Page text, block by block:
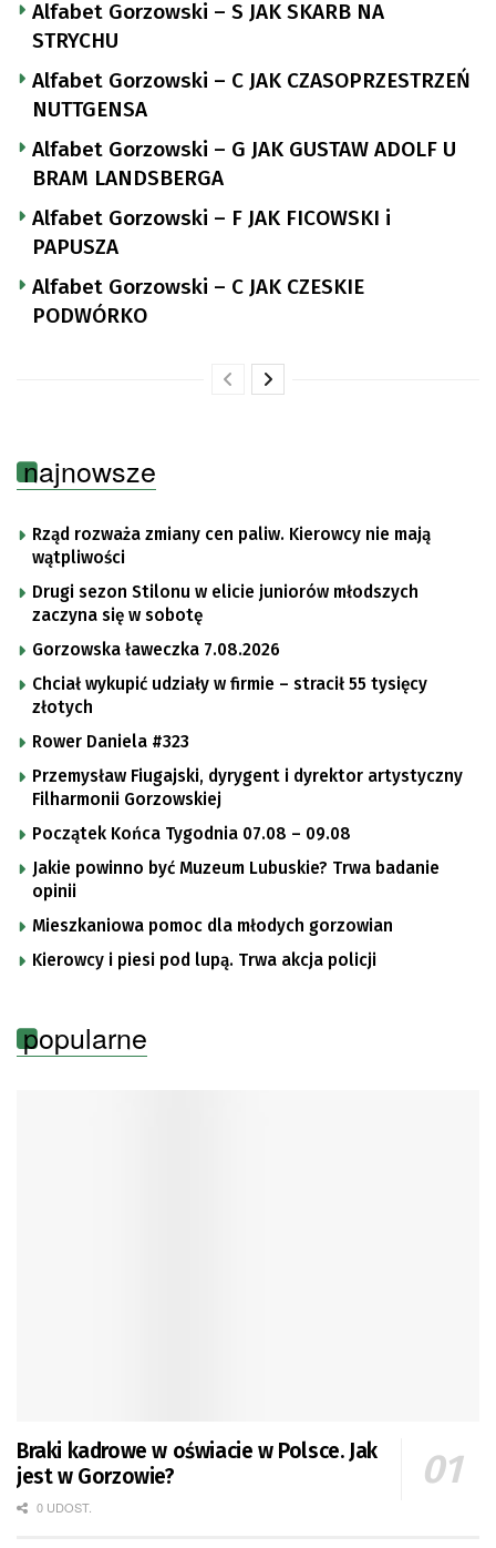
Alfabet Gorzowski – S JAK SKARB NA
STRYCHU
Alfabet Gorzowski – C JAK CZASOPRZESTRZEŃ
NUTTGENSA
Alfabet Gorzowski – G JAK GUSTAW ADOLF U
BRAM LANDSBERGA
Alfabet Gorzowski – F JAK FICOWSKI i
PAPUSZA
Alfabet Gorzowski – C JAK CZESKIE
PODWÓRKO
najnowsze
Rząd rozważa zmiany cen paliw. Kierowcy nie mają
wątpliwości
Drugi sezon Stilonu w elicie juniorów młodszych
zaczyna się w sobotę
Gorzowska ławeczka 7.08.2026
Chciał wykupić udziały w firmie – stracił 55 tysięcy
złotych
Rower Daniela #323
Przemysław Fiugajski, dyrygent i dyrektor artystyczny
Filharmonii Gorzowskiej
Początek Końca Tygodnia 07.08 – 09.08
Jakie powinno być Muzeum Lubuskie? Trwa badanie
opinii
Mieszkaniowa pomoc dla młodych gorzowian
Kierowcy i piesi pod lupą. Trwa akcja policji
popularne
Braki kadrowe w oświacie w Polsce. Jak
jest w Gorzowie?
0 UDOST.